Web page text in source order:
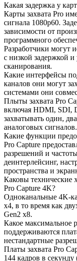
Какая задержка у
Карты захвата Pro
сигнала 1080p60.
зависимости от
программного
Разработчики могут
с низкой задержкой
сканирования.
Какие интерфейсы
каналов они могут
системами они
Плыты захвата Pro
включая HDMI, SDI,
захватывать один,
аналоговых
Какие функции
Pro Capture
разрешений и
деинтерлейсинг,
пространства и
Каковы технические
Pro Capture 4K?
Одноканальные 4K-
x4, в то время как
Gen2 x8.
Какое максимальное
поддерживаются
нестандартные
Платы захвата Pro
144 кадров в секунду